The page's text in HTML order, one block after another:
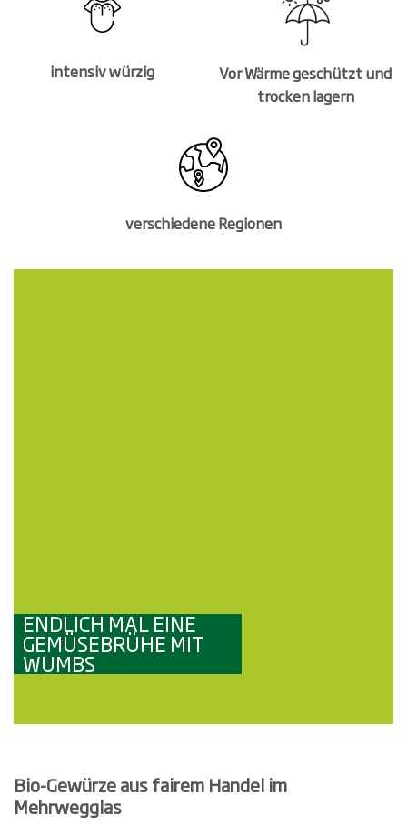
intensiv würzig
Vor Wärme geschützt und
trocken lagern
verschiedene Regionen
ENDLICH MAL EINE
GEMÜSEBRÜHE MIT
WUMBS
Bio-Gewürze aus fairem Handel im
Mehrwegglas